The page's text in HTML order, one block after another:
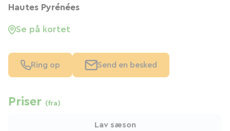
Hautes Pyrénées
Se på kortet
Ring op Send en besked
Priser (fra)
Lav sæson